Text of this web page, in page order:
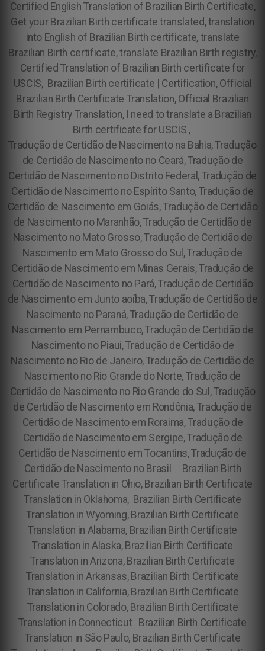
Certified English Translation of Brazilian Birth Certificate,
Get your Brazilian Birth certificate translated, translation
into English of Brazilian Birth certificate, translate
Brazilian Birth certificate, translate Brazilian Birth registry,
Certified Translation of Brazilian Birth certificate for
USCIS, Brazilian Birth certificate | Certification, Official
Brazilian Birth Certificate Translation, Official Brazilian
Birth Registry Translation, I need to translate a Brazilian
Birth certificate for USCIS ,
Tradução de Certidão de Nascimento na Bahia, Tradução
de Certidão de Nascimento no Ceará, Tradução de
Certidão de Nascimento no Distrito Federal, Tradução de
Certidão de Nascimento no Espírito Santo, Tradução de
Certidão de Nascimento em Goiás, Tradução de Certidão
de Nascimento no Maranhão, Tradução de Certidão de
Nascimento no Mato Grosso, Tradução de Certidão de
Nascimento em Mato Grosso do Sul, Tradução de
Certidão de Nascimento em Minas Gerais, Tradução de
Certidão de Nascimento no Pará, Tradução de Certidão
de Nascimento em Junto aoíba, Tradução de Certidão de
Nascimento no Paraná, Tradução de Certidão de
Nascimento em Pernambuco, Tradução de Certidão de
Nascimento no Piauí, Tradução de Certidão de
Nascimento no Rio de Janeiro, Tradução de Certidão de
Nascimento no Rio Grande do Norte, Tradução de
Certidão de Nascimento no Rio Grande do Sul, Tradução
de Certidão de Nascimento em Rondônia, Tradução de
Certidão de Nascimento em Roraima, Tradução de
Certidão de Nascimento em Sergipe, Tradução de
Certidão de Nascimento em Tocantins, Tradução de
Certidão de Nascimento no Brasil
Brazilian Birth
Certificate Translation in Ohio, Brazilian Birth Certificate
Translation in Oklahoma, Brazilian Birth Certificate
Translation in Wyoming, Brazilian Birth Certificate
Translation in Alabama, Brazilian Birth Certificate
Translation in Alaska, Brazilian Birth Certificate
Translation in Arizona, Brazilian Birth Certificate
Translation in Arkansas, Brazilian Birth Certificate
Translation in California, Brazilian Birth Certificate
Translation in Colorado, Brazilian Birth Certificate
Translation in Connecticut Brazilian Birth Certificate
Translation in São Paulo, Brazilian Birth Certificate